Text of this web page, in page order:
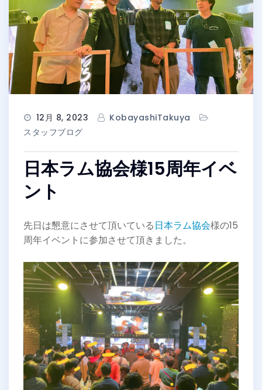
12月 8, 2023
KobayashiTakuya
スタッフブログ
日本ラム協会様15周年イベ
ント
先日は懇意にさせて頂いている日本ラム協会様の15
周年イベントに参加させて頂きました。